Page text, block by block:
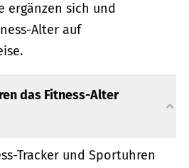
ergänzen sich und
Alter auf
das Fitness-Alter
Tracker und Sportuhren